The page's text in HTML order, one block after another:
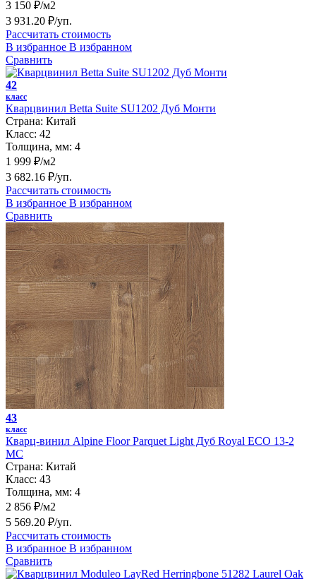
3 150 ₽/м2
3 931.20 ₽/уп.
Рассчитать стоимость
В избранное В избранном
Сравнить
42
класс
Кварцвинил Betta Suite SU1202 Дуб Монти
Страна: Китай
Класс: 42
Толщина, мм: 4
1 999 ₽/м2
3 682.16 ₽/уп.
Рассчитать стоимость
В избранное В избранном
Сравнить
43
класс
Кварц-винил Alpine Floor Parquet Light Дуб Royal ЕСО 13-2
MC
Страна: Китай
Класс: 43
Толщина, мм: 4
2 856 ₽/м2
5 569.20 ₽/уп.
Рассчитать стоимость
В избранное В избранном
Сравнить